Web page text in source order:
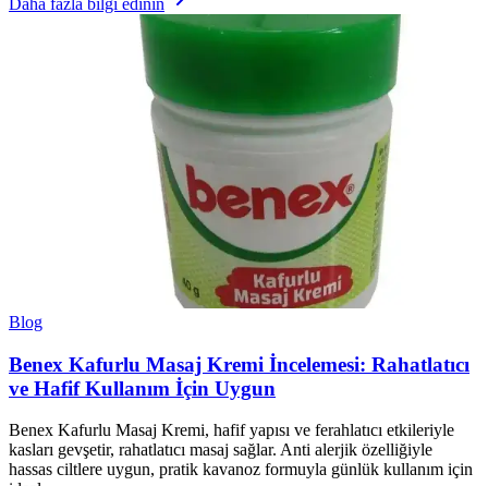
Daha fazla bilgi edinin
Blog
Benex Kafurlu Masaj Kremi İncelemesi: Rahatlatıcı
ve Hafif Kullanım İçin Uygun
Benex Kafurlu Masaj Kremi, hafif yapısı ve ferahlatıcı etkileriyle
kasları gevşetir, rahatlatıcı masaj sağlar. Anti alerjik özelliğiyle
hassas ciltlere uygun, pratik kavanoz formuyla günlük kullanım için